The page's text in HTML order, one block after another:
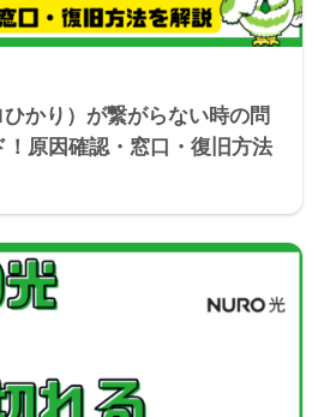
かり）が繋がらない時の問
原因確認・窓口・復旧方法